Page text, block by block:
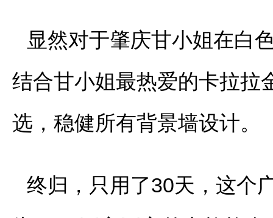
显然对于肇庆甘小姐在白
结合甘小姐最热爱的卡拉拉
选，稳健所有背景墙设计。
终归，只用了30天，这个